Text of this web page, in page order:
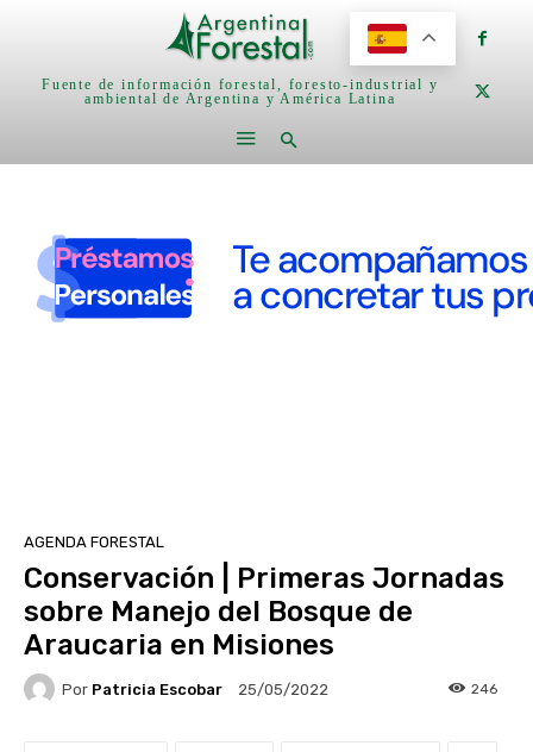
Fuente de información forestal, foresto-industrial y
ambiental de Argentina y América Latina
AGENDA FORESTAL
Conservación | Primeras Jornadas
sobre Manejo del Bosque de
Araucaria en Misiones
Por Patricia Escobar 25/05/2022 246